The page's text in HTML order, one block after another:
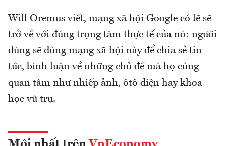
Will Oremus viết, mạng xã hội Google có lẽ sẽ
trở về với đúng trọng tâm thực tế của nó: người
dùng sẽ dùng mạng xã hội này để chia sẻ tin
tức, bình luận về những chủ đề mà họ cùng
quan tâm như nhiếp ảnh, ôtô điện hay khoa
học vũ trụ.